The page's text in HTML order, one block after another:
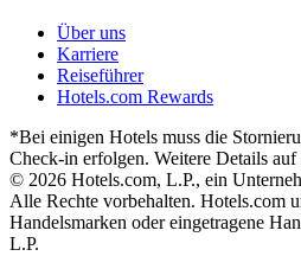
Über uns
Karriere
Reiseführer
Hotels.com Rewards
*Bei einigen Hotels muss die
Check-in erfolgen. Weitere Details auf
© 2026 Hotels.com, L.P., ein
Alle Rechte vorbehalten. Hotels.com
Handelsmarken oder eingetragene
L.P.